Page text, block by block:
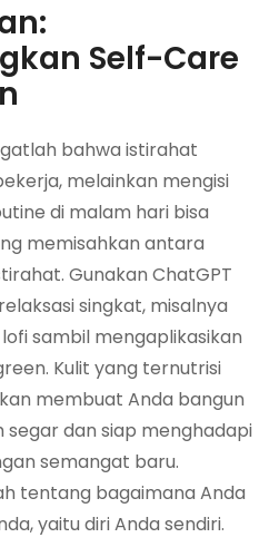
Self-Care
bahwa istirahat
melainkan mengisi
di malam hari bisa
memisahkan antara
Gunakan ChatGPT
singkat, misalnya
sambil mengaplikasikan
Kulit yang ternutrisi
membuat Anda bangun
segar dan siap menghadapi
semangat baru.
tentang bagaimana Anda
yaitu diri Anda sendiri.